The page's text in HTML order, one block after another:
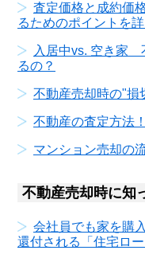
査定価格と成約価
るためのポイントを詳
入居中vs. 空き家
るの？
不動産売却時の"損
不動産の査定方法
マンション売却の
不動産売却時に知
会社員でも家を購
還付される「住宅ロ